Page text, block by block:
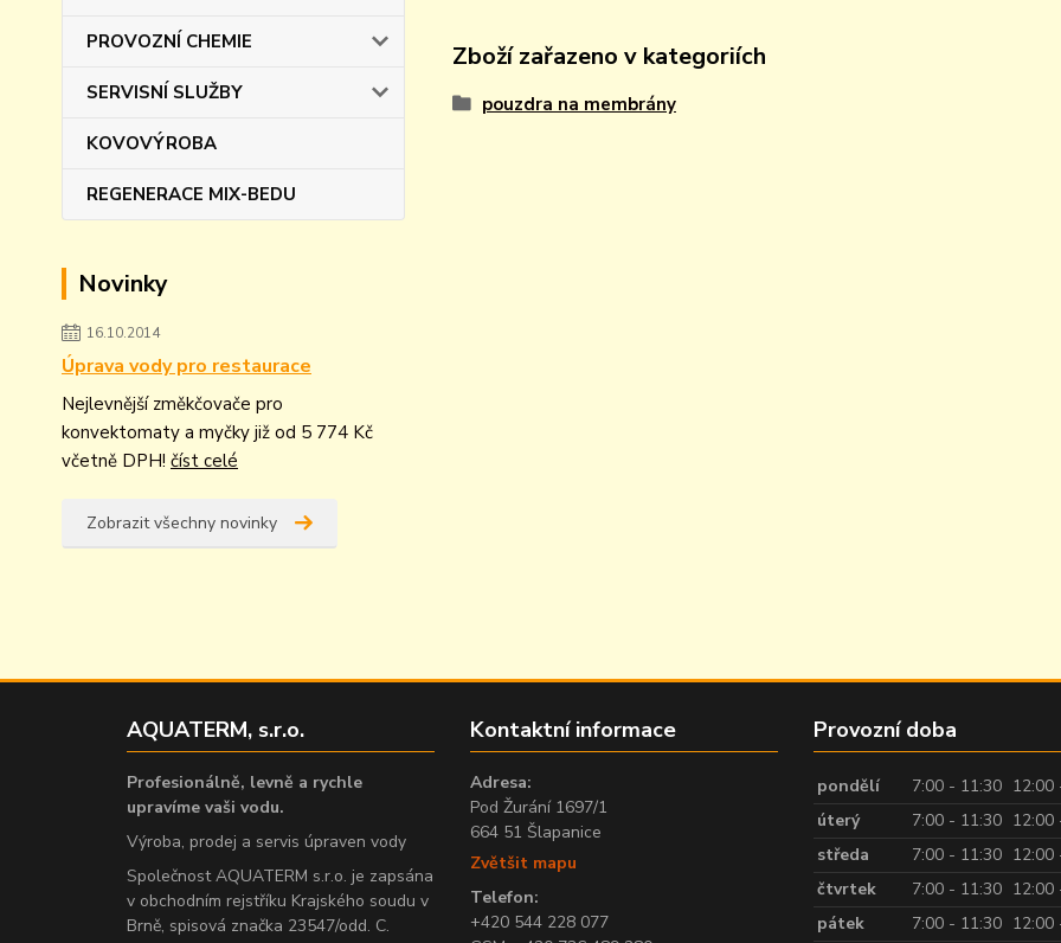
PROVOZNÍ CHEMIE
SERVISNÍ SLUŽBY
KOVOVÝROBA
REGENERACE MIX-BEDU
Novinky
16.10.2014
Úprava vody pro restaurace
Nejlevnější změkčovače pro
konvektomaty a myčky již od 5 774 Kč
včetně DPH! číst celé
Zobrazit všechny novinky
Zboží zařazeno v kategoriích
pouzdra na membrány
AQUATERM, s.r.o.
Profesionálně, levně a rychle
upravíme vaši vodu.
Výroba, prodej a servis úpraven vody
Společnost AQUATERM s.r.o. je zapsána
v obchodním rejstříku Krajského soudu v
Brně, spisová značka 23547/odd. C.
Kontaktní informace
Adresa:
Pod Žurání 1697/1
664 51 Šlapanice
Zvětšit mapu
Telefon:
+420 544 228 077
Provozní doba
pondělí 7:00 - 11:30 12:00
úterý
7:00 - 11:30 12:00
středa
7:00 - 11:30 12:00
čtvrtek
7:00 - 11:30 12:00
pátek
7:00 - 11:30 12:00